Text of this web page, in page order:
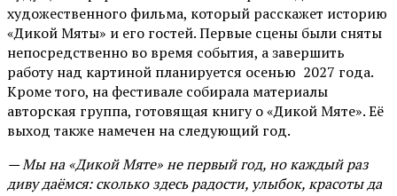
художественного фильма, который расскажет историю
«Дикой Мяты» и его гостей. Первые сцены были сняты
непосредственно во время события, а завершить
работу над картиной планируется осенью 2027 года.
Кроме того, на фестивале собирала материалы
авторская группа, готовящая книгу о «Дикой Мяте». Её
выход также намечен на следующий год.
— Мы на «Дикой Мяте» не первый год, но каждый раз
диву даёмся: сколько здесь радости, улыбок, красоты да